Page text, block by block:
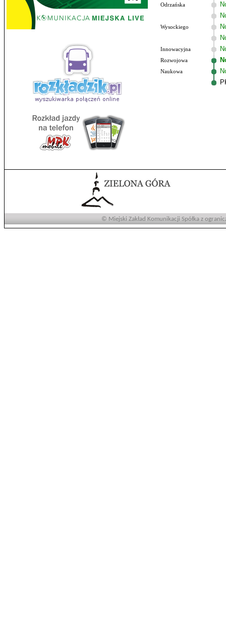
Odrzańska
Wysockiego
Innowacyjna
Rozwojowa
Naukowa
© Miejski Zakład Komunikacji Spółka z